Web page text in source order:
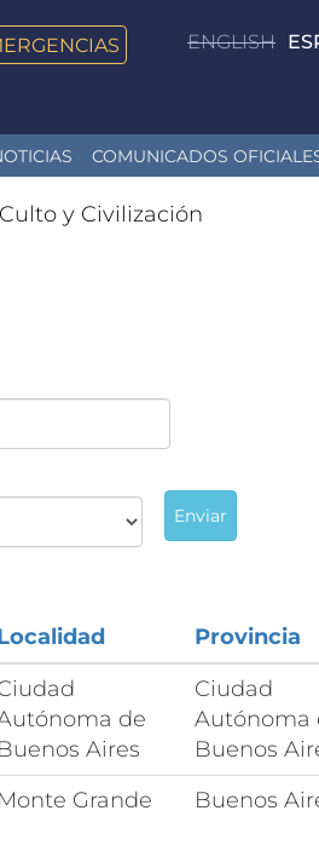
ENGLISH
COMUNICADOS
y Civilización
Enviar
Provincia
de
Buenos Aires
Ciudad
Autónoma
Buenos
Monte Grande Buenos